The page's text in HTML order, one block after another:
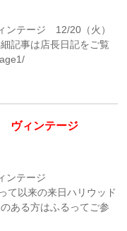
テージ 12/20（火）
記事は店長日記をご覧
ヴィンテージ
ンテージ
以来の来日ハリウッド
ある方はふるってご参